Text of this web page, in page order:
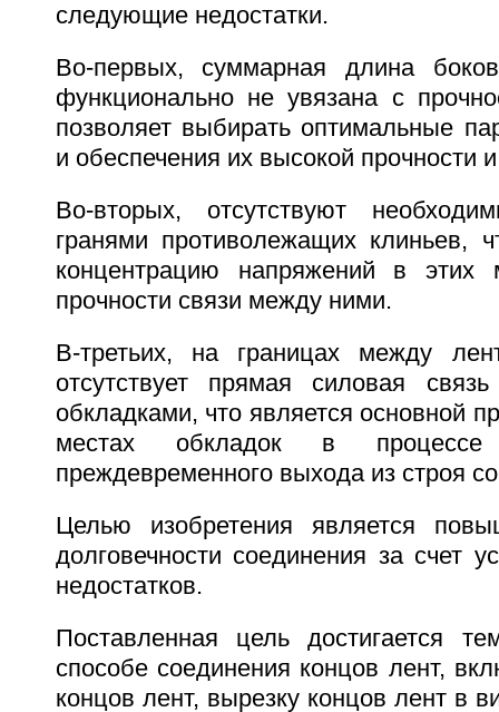
следующие недостатки.
Во-первых, суммарная длина
функционально не увязана с
позволяет выбирать оптимальные
и обеспечения их высокой прочности
Во-вторых, отсутствуют
гранями противолежащих клиньев,
концентрацию напряжений в этих
прочности связи между ними.
В-третьих, на границах между
отсутствует прямая силовая
обкладками, что является основной
местах обкладок в процессе
преждевременного выхода из строя
Целью изобретения является
долговечности соединения за счет
недостатков.
Поставленная цель достигается
способе соединения концов лент,
концов лент, вырезку концов лент в